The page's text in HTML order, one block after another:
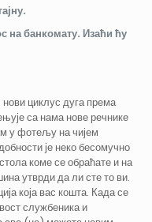
на банкомату. Изаћи ћу
циклус дуга према
са нама нове речнике
у фотељу на чијем
је неко бесомучно
коме се обраћате и на
утврди да ли сте то ви.
која вас кошта. Када се
службеника и